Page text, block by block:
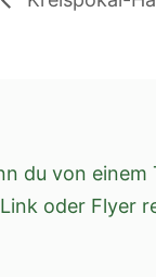
du von einem
oder Flyer